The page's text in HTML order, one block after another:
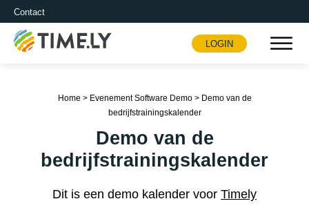
Contact
Timely
LOGIN
Home > Evenement Software Demo> Demo van de
bedrijfstrainingskalender
Demo van de
bedrijfstrainingskalender
Dit is een demo kalender voor Timely